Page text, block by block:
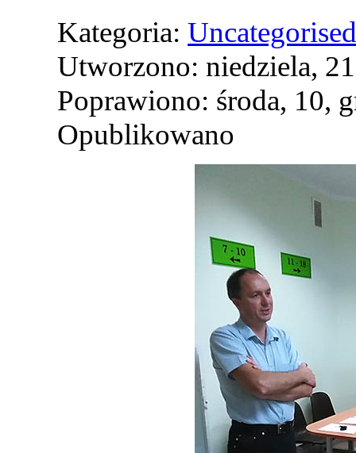
Kategoria:
Utworzono: niedziela,
Poprawiono: środa, 10,
Opublikowano